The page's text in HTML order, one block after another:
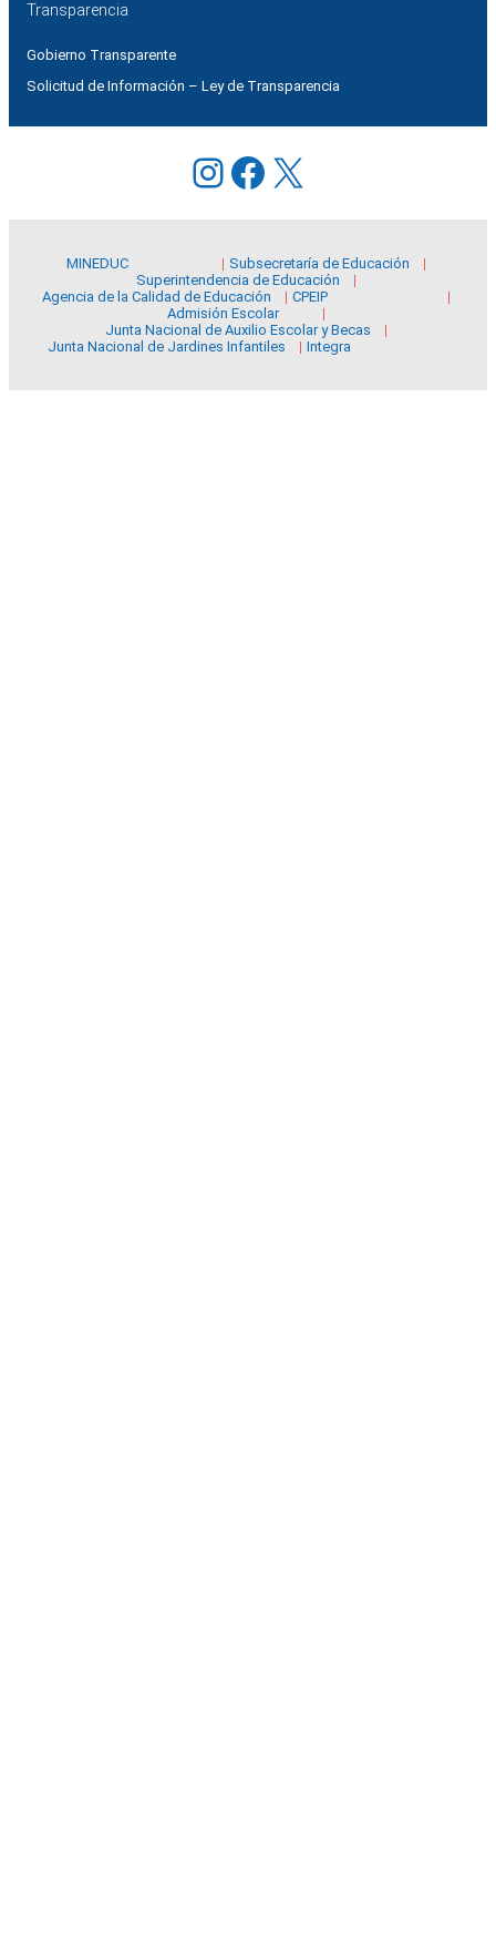
Transparencia
Gobierno Transparente
Solicitud de Información – Ley de Transparencia
Instagram
Facebook
X
MINEDUC
Subsecretaría de Educación
Superintendencia de Educación
Agencia de la Calidad de Educación
CPEIP
Admisión Escolar
Junta Nacional de Auxilio Escolar y Becas
Junta Nacional de Jardines Infantiles
Integra